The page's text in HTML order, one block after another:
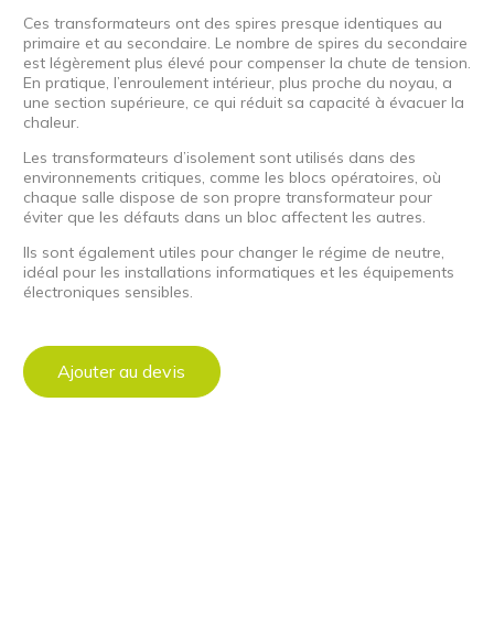
Ces transformateurs ont des spires presque identiques au
primaire et au secondaire. Le nombre de spires du secondaire
est légèrement plus élevé pour compenser la chute de tension.
En pratique, l’enroulement intérieur, plus proche du noyau, a
une section supérieure, ce qui réduit sa capacité à évacuer la
chaleur.
Les transformateurs d’isolement sont utilisés dans des
environnements critiques, comme les blocs opératoires, où
chaque salle dispose de son propre transformateur pour
éviter que les défauts dans un bloc affectent les autres.
Ils sont également utiles pour changer le régime de neutre,
idéal pour les installations informatiques et les équipements
électroniques sensibles.
Ajouter au devis